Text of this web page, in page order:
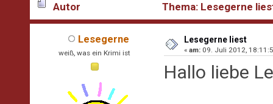
Autor Thema: Lesegerne
Lesegerne
weiß, was ein Krimi ist
Lesegerne liest
«am: 09. Juli 2012,
Hallo liebe